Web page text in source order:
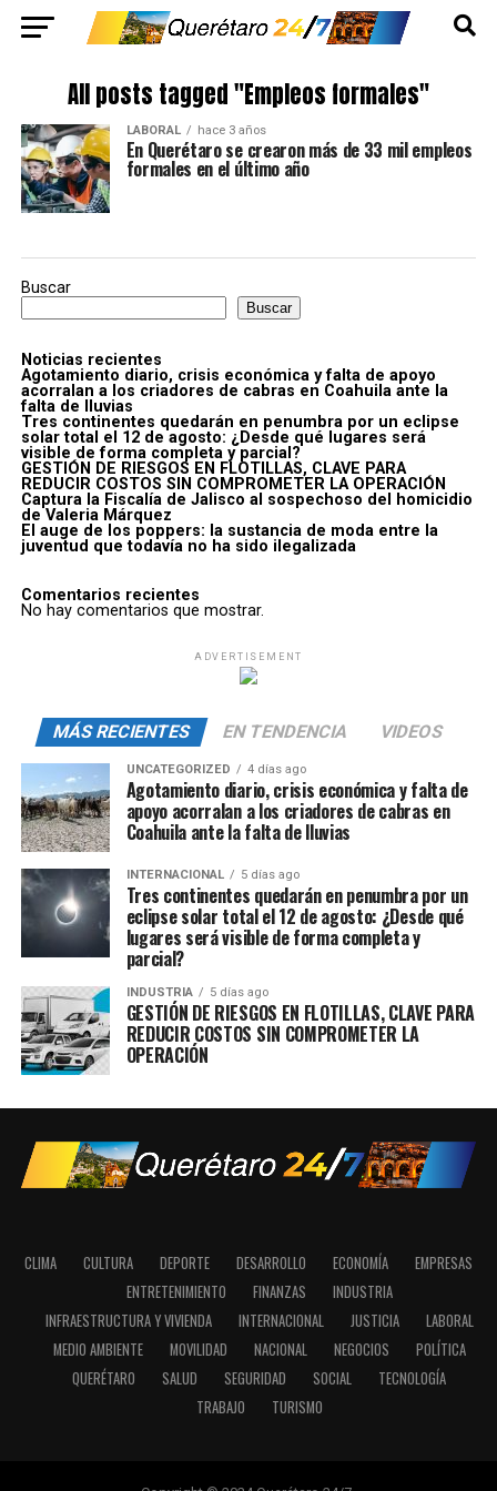
All posts tagged "Empleos formales"
LABORAL hace 3 años
En Querétaro se crearon más de 33 mil empleos
formales en el último año
Buscar
Buscar
Noticias recientes
Agotamiento diario, crisis económica y falta de apoyo
acorralan a los criadores de cabras en Coahuila ante la
falta de lluvias
Tres continentes quedarán en penumbra por un eclipse
solar total el 12 de agosto: ¿Desde qué lugares será
visible de forma completa y parcial?
GESTIÓN DE RIESGOS EN FLOTILLAS, CLAVE PARA
REDUCIR COSTOS SIN COMPROMETER LA OPERACIÓN
Captura la Fiscalía de Jalisco al sospechoso del homicidio
de Valeria Márquez
El auge de los poppers: la sustancia de moda entre la
juventud que todavía no ha sido ilegalizada
Comentarios recientes
No hay comentarios que mostrar.
ADVERTISEMENT
MÁS RECIENTES EN TENDENCIA VIDEOS
UNCATEGORIZED 4 días ago
Agotamiento diario, crisis económica y falta de
apoyo acorralan a los criadores de cabras en
Coahuila ante la falta de lluvias
INTERNACIONAL 5 días ago
Tres continentes quedarán en penumbra por un
eclipse solar total el 12 de agosto: ¿Desde qué
lugares será visible de forma completa y
parcial?
INDUSTRIA 5 días ago
GESTIÓN DE RIESGOS EN FLOTILLAS, CLAVE PARA
REDUCIR COSTOS SIN COMPROMETER LA
OPERACIÓN
CLIMA CULTURA DEPORTE DESARROLLO ECONOMÍA
EMPRESAS
ENTRETENIMIENTO
FINANZAS
INDUSTRIA
INFRAESTRUCTURA Y VIVIENDA
INTERNACIONAL JUSTICIA
LABORAL
MEDIO AMBIENTE
MOVILIDAD NACIONAL NEGOCIOS
POLÍTICA
QUERÉTARO
SALUD SEGURIDAD SOCIAL
TECNOLOGÍA
TRABAJO
TURISMO